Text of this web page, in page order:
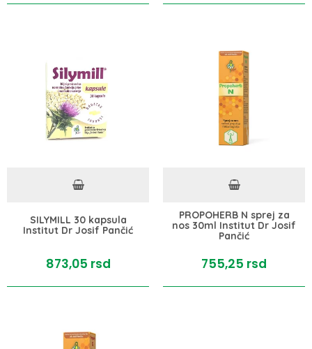
SILYMILL 30 kapsula
Institut Dr Josif Pančić
873,05 rsd
PROPOHERB N sprej za
nos 30ml Institut Dr Josif
Pančić
755,25 rsd